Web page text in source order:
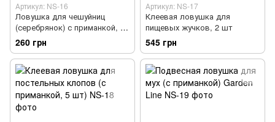
Артикул: NS-16
Ловушка для чешуйниц
(серебрянок) с приманкой, 2
шт
260 грн
Артикул: NS-17
Клеевая ловушка для
пищевых жучков, 2 шт
545 грн